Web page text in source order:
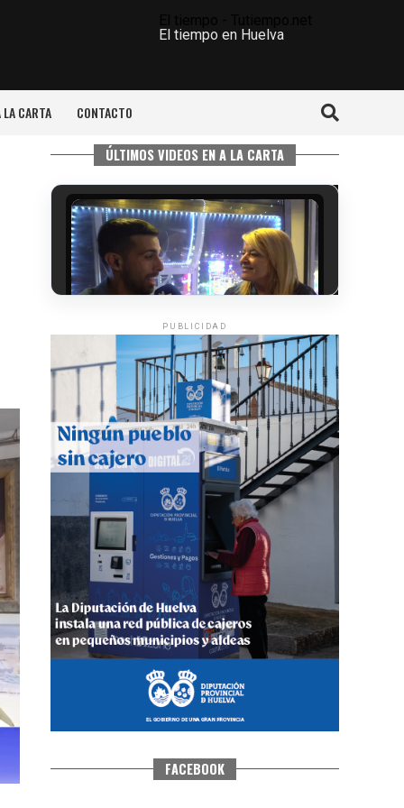
El tiempo en Huelva
LA CARTA CONTACTO
ÚLTIMOS VIDEOS EN A LA CARTA
5º DÍA DE LAS FIESTAS COLOMBINAS
2026
·Huelvatv
CUARTA CORRIDA DE LAS FIESTAS
COLOMBINAS 2026
hace 4 días· Huelvatv
PUBLICIDAD
FACEBOOK